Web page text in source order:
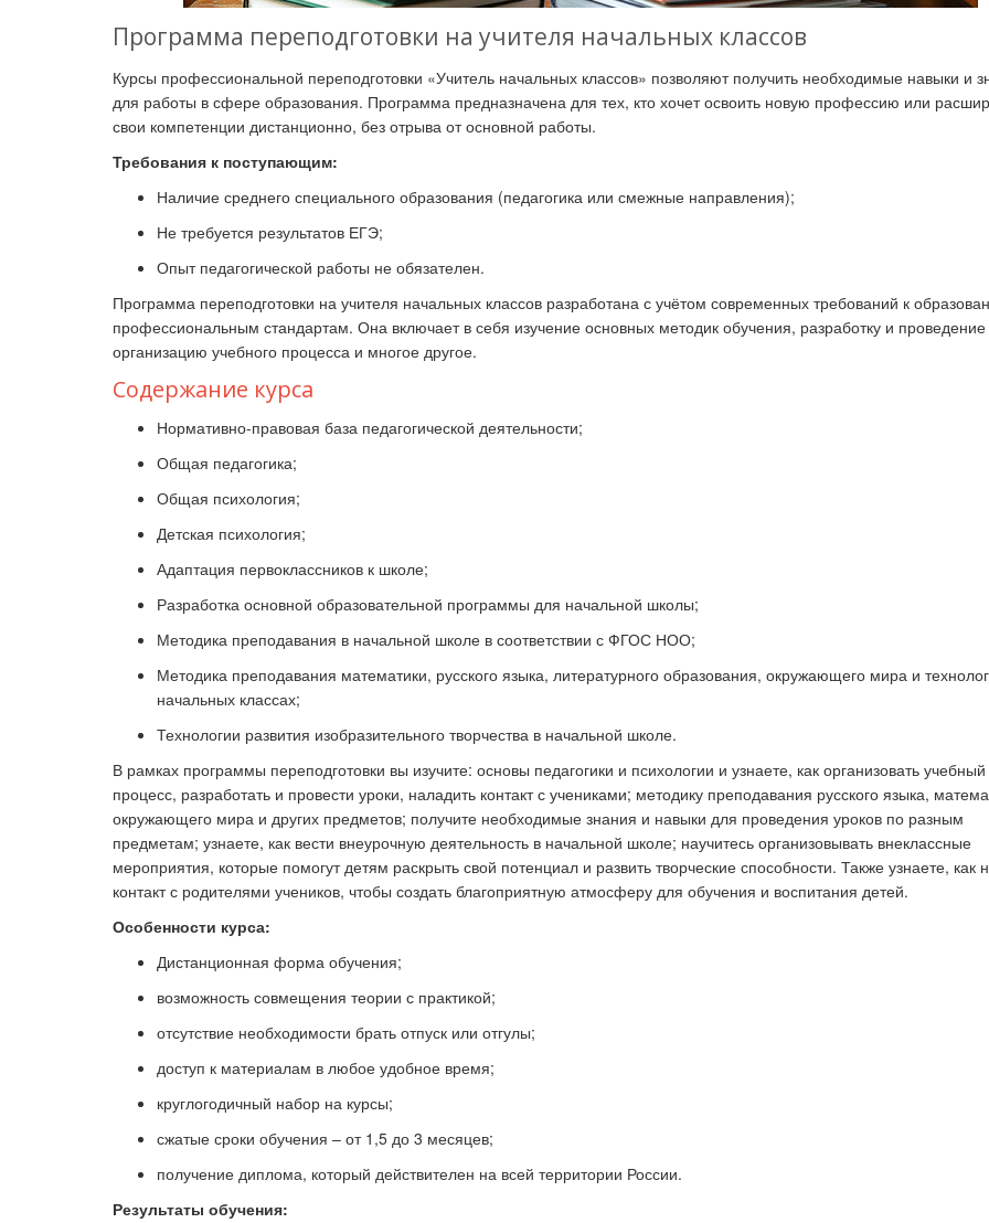
Программа переподготовки на учителя начальных классов
Курсы профессиональной переподготовки «Учитель начальных классов» позволяют получить необходимые навыки и
для работы в сфере образования. Программа предназначена для тех, кто хочет освоить новую профессию или
свои компетенции дистанционно, без отрыва от основной работы.
Требования к поступающим:
Наличие среднего специального образования (педагогика или смежные направления);
Не требуется результатов ЕГЭ;
Опыт педагогической работы не обязателен.
Программа переподготовки на учителя начальных классов разработана с учётом современных требований к
профессиональным стандартам. Она включает в себя изучение основных методик обучения, разработку и проведение
организацию учебного процесса и многое другое.
Содержание курса
Нормативно-правовая база педагогической деятельности;
Общая педагогика;
Общая психология;
Детская психология;
Адаптация первоклассников к школе;
Разработка основной образовательной программы для начальной школы;
Методика преподавания в начальной школе в соответствии с ФГОС НОО;
Методика преподавания математики, русского языка, литературного образования, окружающего мира и
начальных классах;
Технологии развития изобразительного творчества в начальной школе.
В рамках программы переподготовки вы изучите: основы педагогики и психологии и узнаете, как организовать учебный
процесс, разработать и провести уроки, наладить контакт с учениками; методику преподавания русского языка,
окружающего мира и других предметов; получите необходимые знания и навыки для проведения уроков по разным
предметам; узнаете, как вести внеурочную деятельность в начальной школе; научитесь организовывать внеклассные
мероприятия, которые помогут детям раскрыть свой потенциал и развить творческие способности. Также узнаете, как
контакт с родителями учеников, чтобы создать благоприятную атмосферу для обучения и воспитания детей.
Особенности курса:
Дистанционная форма обучения;
возможность совмещения теории с практикой;
отсутствие необходимости брать отпуск или отгулы;
доступ к материалам в любое удобное время;
круглогодичный набор на курсы;
сжатые сроки обучения – от 1,5 до 3 месяцев;
получение диплома, который действителен на всей территории России.
Результаты обучения: